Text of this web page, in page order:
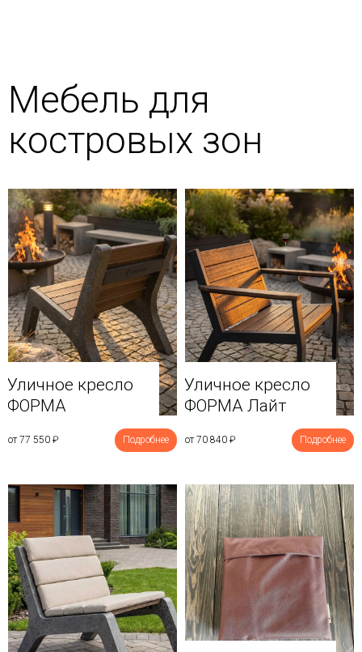
Мебель для
костровых зон
Уличное кресло
ФОРМА
от 77 550 ₽ Подробнее
Уличное кресло
ФОРМА Лайт
от 70 840 ₽ Подробнее